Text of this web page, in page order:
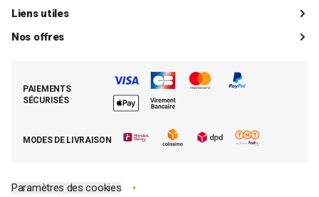
Catalogue
La boutique de Saint-Marcellin
La presse parle de Mathon
Livraisons
Paiements
Demande de rétractation
Liens utiles
Mon compte client
Retrouver (ou activer) mon compte client
Nos offres
Nos best-sellers pâtisserie
Moins cher par lot
PAIEMENTS
SÉCURISÉS
MODES DE LIVRAISON
Paramètres des cookies •